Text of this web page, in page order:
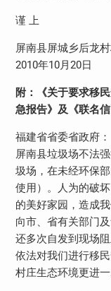
谨 上
屏南县屏城乡后龙
2010年10月20日
附：《关于要求移
急报告》及《联名信
福建省省委省政府：
屏南县垃圾场不法
圾场，在未经环保
使用）。人为的破
的美好家园，造成
向市、省有关部门
还多次自发到现场
依法对我们进行移
村庄生态环境更进一